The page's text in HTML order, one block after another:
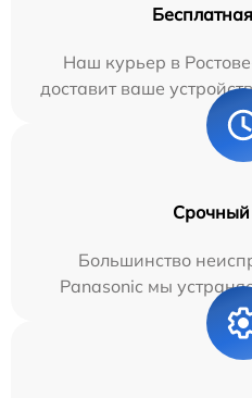
Наш курьер в
доставит ваше
Срочный
Большинство
Panasonic мы